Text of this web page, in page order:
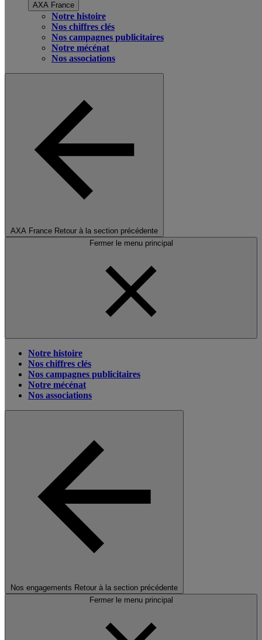
AXA France
Notre histoire
Nos chiffres clés
Nos campagnes publicitaires
Notre mécénat
Nos associations
AXA France Retour à la section précédente
Fermer le menu principal
Notre histoire
Nos chiffres clés
Nos campagnes publicitaires
Notre mécénat
Nos associations
Nos engagements Retour à la section précédente
Fermer le menu principal